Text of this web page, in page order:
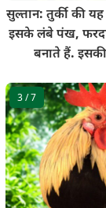
सुल्तान: तुर्की की
इसके लंबे पंख,
बनाते हैं.
3/ 7